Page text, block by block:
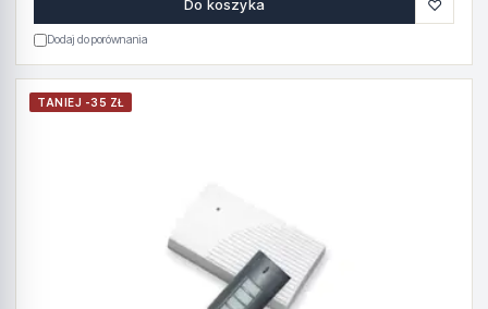
Do koszyka ♡
Dodaj do porównania
TANIEJ -35 ZŁ